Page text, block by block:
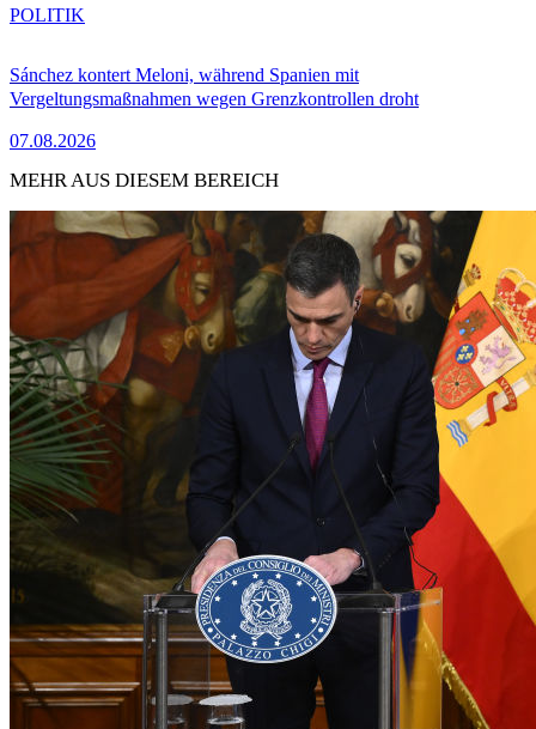
Sánchez kontert Meloni, während Spanien mit
Vergeltungsmaßnahmen wegen Grenzkontrollen droht
07.08.2026
POLITIK
MEHR AUS DIESEM BEREICH